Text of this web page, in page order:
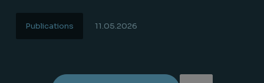
Publications 11.05.2026